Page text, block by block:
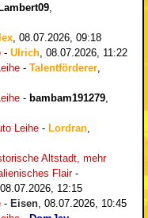
Lambert09
08.07.2026, 09:18
- Ulrich 08.07.2026, 11:22
- Talentförderer
- bambam191279
Leihe - Lordran
Altstadt, mehr
Flair-
08.07.2026, 12:15
- Eisen 08.07.2026, 10:45